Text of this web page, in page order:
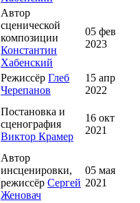
Автор
сценической
композиции
Константин
Хабенский
05 фев
2023
Режиссёр Глеб
Черепанов
15 апр
2022
Постановка и
сценография
Виктор Крамер
16 окт
2021
Автор
инсценировки,
режиссёр Сергей
Женовач
05 мая
2021